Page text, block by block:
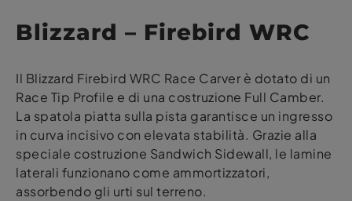
Blizzard – Firebird WRC
Il Blizzard Firebird WRC Race Carver è dotato di un
Race Tip Profile e di una costruzione Full Camber.
La spatola piatta sulla pista garantisce un ingresso
in curva incisivo con elevata stabilità. Grazie alla
speciale costruzione Sandwich Sidewall, le lamine
laterali funzionano come ammortizzatori,
assorbendo gli urti sul terreno.